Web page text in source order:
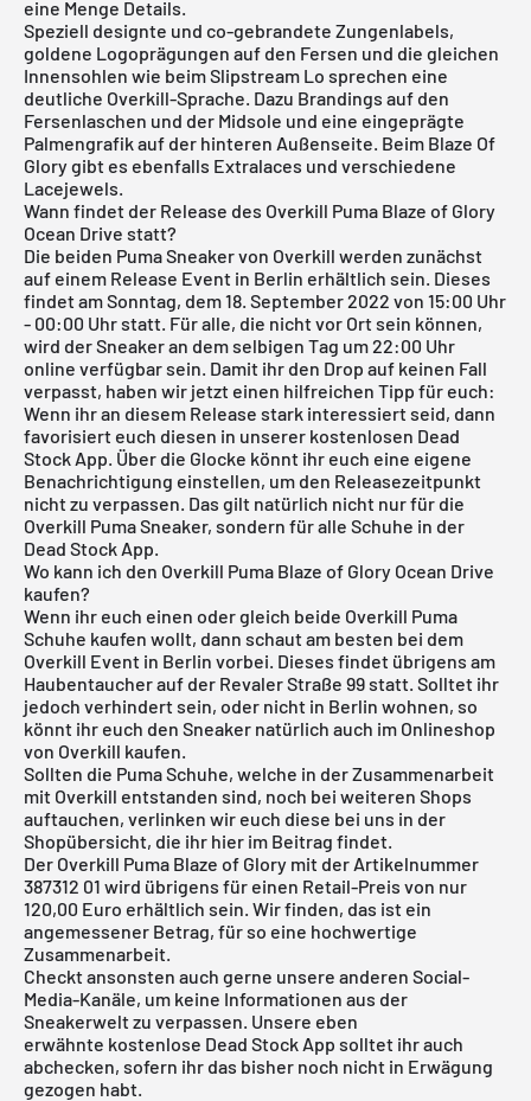
eine Menge Details.
Speziell designte und co-gebrandete Zungenlabels,
goldene Logoprägungen auf den Fersen und die gleichen
Innensohlen wie beim Slipstream Lo sprechen eine
deutliche Overkill-Sprache. Dazu Brandings auf den
Fersenlaschen und der Midsole und eine eingeprägte
Palmengrafik auf der hinteren Außenseite. Beim Blaze Of
Glory gibt es ebenfalls Extralaces und verschiedene
Lacejewels.
Wann findet der Release des Overkill Puma Blaze of Glory
Ocean Drive statt?
Die beiden Puma Sneaker von Overkill werden zunächst
auf einem Release Event in Berlin erhältlich sein. Dieses
findet am Sonntag, dem 18. September 2022 von 15:00 Uhr
- 00:00 Uhr statt. Für alle, die nicht vor Ort sein können,
wird der Sneaker an dem selbigen Tag um 22:00 Uhr
online verfügbar sein. Damit ihr den Drop auf keinen Fall
verpasst, haben wir jetzt einen hilfreichen Tipp für euch:
Wenn ihr an diesem Release stark interessiert seid, dann
favorisiert euch diesen in unserer kostenlosen Dead
Stock App. Über die Glocke könnt ihr euch eine eigene
Benachrichtigung einstellen, um den Releasezeitpunkt
nicht zu verpassen. Das gilt natürlich nicht nur für die
Overkill Puma Sneaker, sondern für alle Schuhe in der
Dead Stock App.
Wo kann ich den Overkill Puma Blaze of Glory Ocean Drive
kaufen?
Wenn ihr euch einen oder gleich beide Overkill Puma
Schuhe kaufen wollt, dann schaut am besten bei dem
Overkill Event in Berlin vorbei. Dieses findet übrigens am
Haubentaucher auf der Revaler Straße 99 statt. Solltet ihr
jedoch verhindert sein, oder nicht in Berlin wohnen, so
könnt ihr euch den Sneaker natürlich auch im Onlineshop
von Overkill kaufen.
Sollten die Puma Schuhe, welche in der Zusammenarbeit
mit Overkill entstanden sind, noch bei weiteren Shops
auftauchen, verlinken wir euch diese bei uns in der
Shopübersicht, die ihr hier im Beitrag findet.
Der Overkill Puma Blaze of Glory mit der Artikelnummer
387312 01 wird übrigens für einen Retail-Preis von nur
120,00 Euro erhältlich sein. Wir finden, das ist ein
angemessener Betrag, für so eine hochwertige
Zusammenarbeit.
Checkt ansonsten auch gerne unsere anderen Social-
Media-Kanäle, um keine Informationen aus der
Sneakerwelt zu verpassen. Unsere eben
erwähnte kostenlose Dead Stock App solltet ihr auch
abchecken, sofern ihr das bisher noch nicht in Erwägung
gezogen habt.